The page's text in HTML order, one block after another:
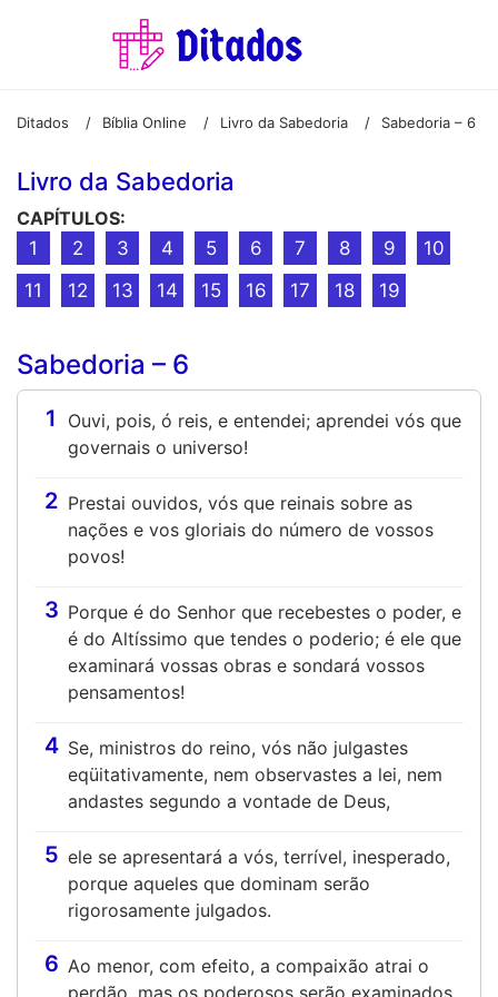
Ditados / Bíblia Online / Livro da Sabedoria / Sabedoria – 6
Livro da Sabedoria
CAPÍTULOS:
1
2 3 4 5 6 7 8 9
10
11
12 13 14 15 16 17 18 19
Sabedoria – 6
1
Ouvi, pois, ó reis, e entendei; aprendei vós que
governais o universo!
2 Prestai ouvidos, vós que reinais sobre as
nações e vos gloriais do número de vossos
povos!
3 Porque é do Senhor que recebestes o poder, e
é do Altíssimo que tendes o poderio; é ele que
examinará vossas obras e sondará vossos
pensamentos!
4 Se, ministros do reino, vós não julgastes
eqüitativamente, nem observastes a lei, nem
andastes segundo a vontade de Deus,
5 ele se apresentará a vós, terrível, inesperado,
porque aqueles que dominam serão
rigorosamente julgados.
6 Ao menor, com efeito, a compaixão atrai o
perdão, mas os poderosos serão examinados